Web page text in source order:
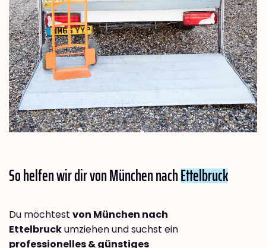
So helfen wir dir von München nachEttelbruck
Du möchtest von München nach
Ettelbruckumziehen und suchst ein
professionelles & günstiges